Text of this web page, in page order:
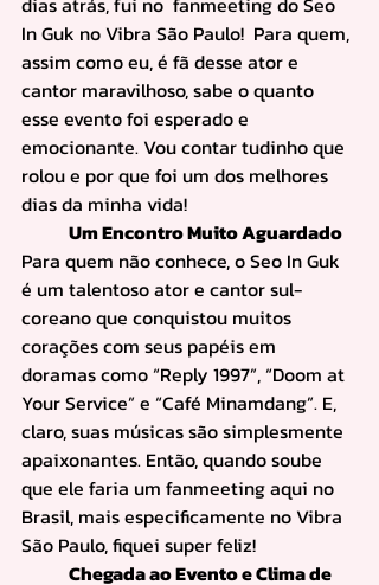
In Guk no Vibra São Paulo!  Para quem,
assim como eu, é fã desse ator e
cantor maravilhoso, sabe o quanto
esse evento foi esperado e
emocionante. Vou contar tudinho que
rolou e por que foi um dos melhores
dias da minha vida!
	Um Encontro Muito Aguardado
Para quem não conhece, o Seo In Guk
é um talentoso ator e cantor sul-
coreano que conquistou muitos
corações com seus papéis em
doramas como “Reply 1997”, “Doom at
Your Service” e “Café Minamdang”. E,
claro, suas músicas são simplesmente
apaixonantes. Então, quando soube
que ele faria um fanmeeting aqui no
Brasil, mais especificamente no Vibra
São Paulo, fiquei super feliz!